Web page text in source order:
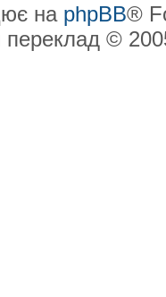
на phpBB®
переклад ©